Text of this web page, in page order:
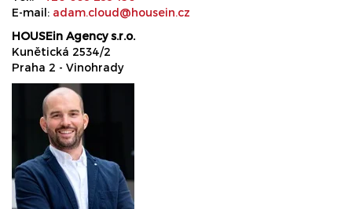
E-mail: adam.cloud@housein.cz
HOUSEin Agency s.r.o.
Kunětická 2534/2
Praha 2 - Vinohrady